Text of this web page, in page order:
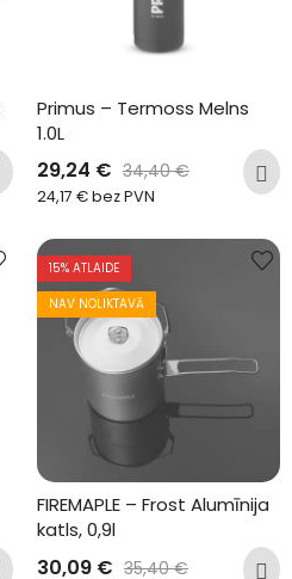
Primus – Termoss Melns
1.0L
29,24 € 34,40€
24,17 €bez PVN
15% ATLAIDE
NAV NOLIKTAVĀ
FIREMAPLE – Frost Alumīnija
katls, 0,9l
30,09 € 35,40€